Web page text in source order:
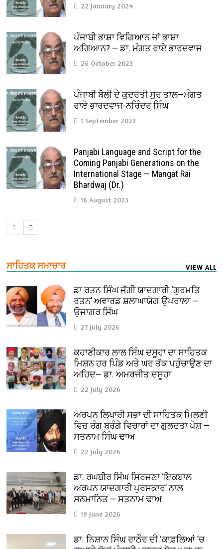
22 January 2024
ਪੰਜਾਬੀ ਭਾਸ਼ਾ ਵਿਗਿਆਨ ਜਾਂ ਭਾਸ਼ਾ
ਅਗਿਆਨ? — ਡਾ. ਮੰਗਤ ਰਾਏ ਭਾਰਦਵਾਜ
26 October 2023
ਪੰਜਾਬੀ ਬੋਲੀ ਦੇ ਕੁਦਰਤੀ ਸੁਰ ਤਾਲ—ਮੰਗਤ
ਰਾਏ ਭਾਰਦਵਾਜ-ਨਰਿੰਦਰ ਸਿੰਘ
1 September 2023
Panjabi Language and Script for the
Coming Panjabi Generations on the
International Stage — Mangat Rai
Bhardwaj (Dr.)
16 August 2023
ਸਾਹਿਤਕ ਸਮਾਚਾਰ VIEW ALL
ਡਾ ਰਤਨ ਸਿੰਘ ਜੱਗੀ ਯਾਦਗਾਰੀ ‘ਗੁਰਮਤਿ
ਰਤਨ’ ਅਵਾਰਡ ਸ਼ਲਾਘਾਯੋਗ ਉਪਰਾਲਾ —
ਉਜਾਗਰ ਸਿੰਘ
27 July 2026
ਕਹਾਣੀਕਾਰ ਲਾਲ ਸਿੰਘ ਦਸੂਹਾ ਦਾ ਸਾਹਿਤਕ
ਮਿਸ਼ਨ ਹਰ ਪਿੰਡ ਅਤੇ ਘਰ ਤੱਕ ਪਹੁੰਚਾਉਣ ਦਾ
ਅਹਿਦ— ਡਾ. ਅਮਰਜੀਤ ਦਸੂਹਾ
22 July 2026
ਅਰਪਨ ਲਿਖਾਰੀ ਸਭਾ ਦੀ ਸਾਹਿਤਕ ਮਿਲਣੀ
ਵਿਚ ਰੰਗ ਬਰੰਗੇ ਵਿਚਾਰਾਂ ਦਾ ਗੁਲਦਤਾ ਪੇਸ਼ —
ਸਤਨਾਮ ਸਿੰਘ ਢਾਅ
22 July 2026
ਡਾ. ਰਘਬੀਰ ਸਿੰਘ ਸਿਰਜਣਾ ‘ਇਕਬਾਲ
ਅਰਪਨ ਯਾਦਗਾਰੀ ਪੁਰਸਕਾਰ’ ਨਾਲ਼
ਸਨਮਾਨਿਤ — ਸਤਨਾਮ ਢਾਅ
19 June 2026
ਡਾ. ਨਿਸ਼ਾਨ ਸਿੰਘ ਰਾਠੌਰ ਦੀ ‘ਕਾਫ਼ਲਿਆਂ ’ਚ